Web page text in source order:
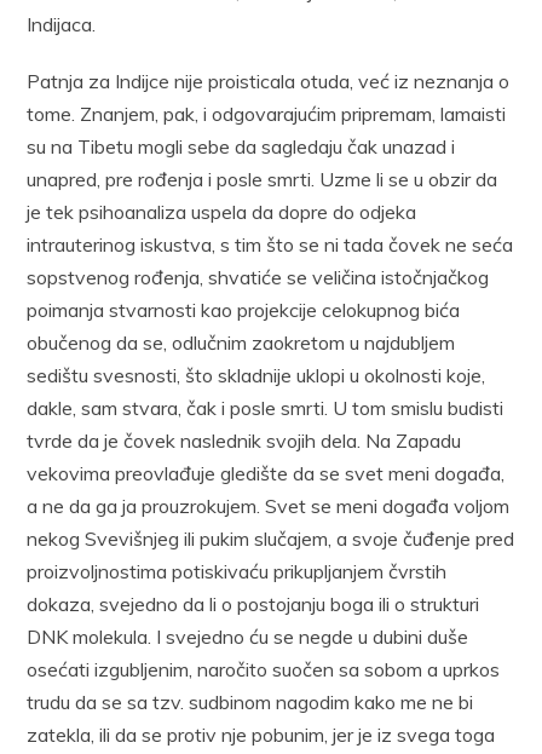
Indijaca.
Patnja za Indijce nije proisticala otuda, već iz neznanja o
tome. Znanjem, pak, i odgovarajućim pripremam, lamaisti
su na Tibetu mogli sebe da sagledaju čak unazad i
unapred, pre rođenja i posle smrti. Uzme li se u obzir da
je tek psihoanaliza uspela da dopre do odjeka
intrauterinog iskustva, s tim što se ni tada čovek ne seća
sopstvenog rođenja, shvatiće se veličina istočnjačkog
poimanja stvarnosti kao projekcije celokupnog bića
obučenog da se, odlučnim zaokretom u najdubljem
sedištu svesnosti, što skladnije uklopi u okolnosti koje,
dakle, sam stvara, čak i posle smrti. U tom smislu budisti
tvrde da je čovek naslednik svojih dela. Na Zapadu
vekovima preovlađuje gledište da se svet meni događa,
a ne da ga ja prouzrokujem. Svet se meni događa voljom
nekog Svevišnjeg ili pukim slučajem, a svoje čuđenje pred
proizvoljnostima potiskivaću prikupljanjem čvrstih
dokaza, svejedno da li o postojanju boga ili o strukturi
DNK molekula. I svejedno ću se negde u dubini duše
osećati izgubljenim, naročito suočen sa sobom a uprkos
trudu da se sa tzv. sudbinom nagodim kako me ne bi
zatekla, ili da se protiv nje pobunim, jer je iz svega toga